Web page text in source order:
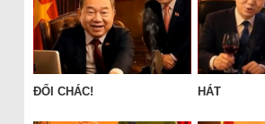
ĐỔI CHÁC! HÁT